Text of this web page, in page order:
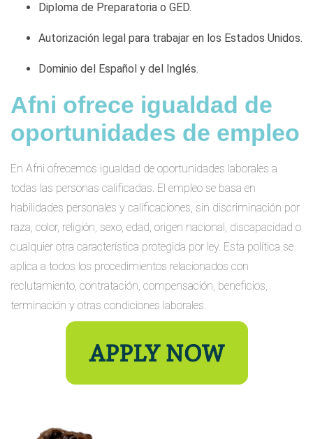
Diploma de Preparatoria o GED.
Autorización legal para trabajar en los Estados Unidos.
Dominio del Español y del Inglés.
Afni ofrece igualdad de
oportunidades de empleo
En Afni ofrecemos igualdad de oportunidades laborales a
todas las personas calificadas. El empleo se basa en
habilidades personales y calificaciones, sin discriminación por
raza, color, religión, sexo, edad, origen nacional, discapacidad o
cualquier otra característica protegida por ley. Esta política se
aplica a todos los procedimientos relacionados con
reclutamiento, contratación, compensación, beneficios,
terminación y otras condiciones laborales.